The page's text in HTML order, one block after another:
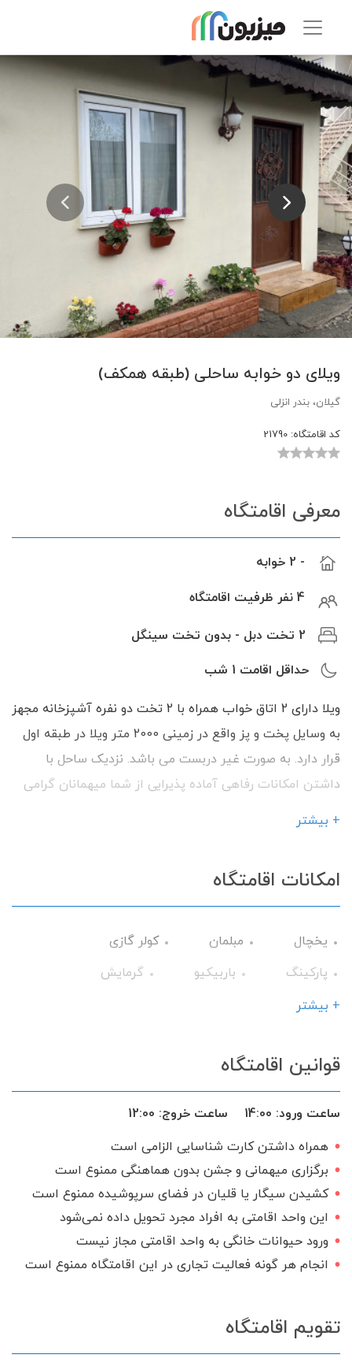
ویلای دو خوابه ساحلی (طبقه همكف)
گیلان، بندر انزلی
کد اقامتگاه:
معرفی اقامتگاه
- 2 خوابه
4 نفر ظرفیت اقامتگاه
2 تخت دبل - بدون تخت سینگل
حداقل اقامت 1 شب
ویلا دارای 2 اتاق خواب همراه با 2 تخت دو نفره آشپزخانه مجهز
به وسایل پخت و پز واقع در زمینی 2000 متر ویلا در طبقه اول
قرار دارد. به صورت غیر دربست می باشد. نزدیک ساحل با
داشتن امکانات رفاهی آماده پذیرایی از شما میهمانان گرامی
+ بیشتر
امکانات اقامتگاه
یخچال مبلمان
کولر گازی
پارکینگ
باربیکیو
گرمایش
وسایل آشپزی
اجاق گاز
گیرنده دیجیتال
+ بیشتر
قوانین اقامتگاه
ساعت ورود: 14:00 ساعت خروج: 12:00
همراه داشتن کارت شناسایی الزامی است
برگزاری میهمانی و جشن بدون هماهنگی ممنوع است
کشیدن سیگار یا قلیان در فضای سرپوشیده ممنوع است
این واحد اقامتی به افراد مجرد تحویل داده نمی‌شود
ورود حیوانات خانگی به واحد اقامتی مجاز نیست
انجام هر گونه فعالیت تجاری در این اقامتگاه ممنوع است
تقویم اقامتگاه